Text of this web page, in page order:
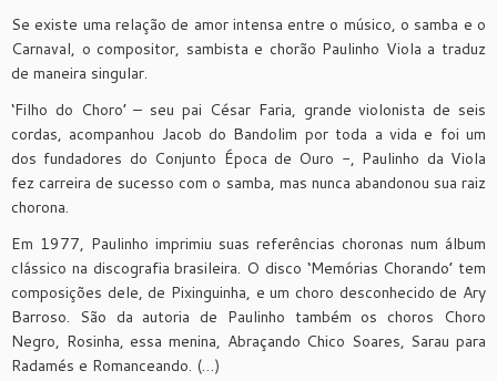
Se existe uma relação de amor intensa entre o músico, o samba e o
Carnaval, o compositor, sambista e chorão Paulinho Viola a traduz
de maneira singular.
‘Filho do Choro’ – seu pai César Faria, grande violonista de seis
cordas, acompanhou Jacob do Bandolim por toda a vida e foi um
dos fundadores do Conjunto Época de Ouro -, Paulinho da Viola
fez carreira de sucesso com o samba, mas nunca abandonou sua raiz
chorona.
Em 1977, Paulinho imprimiu suas referências choronas num álbum
clássico na discografia brasileira. O disco ‘Memórias Chorando’ tem
composições dele, de Pixinguinha, e um choro desconhecido de Ary
Barroso. São da autoria de Paulinho também os choros Choro
Negro, Rosinha, essa menina, Abraçando Chico Soares, Sarau para
Radamés e Romanceando. (…)